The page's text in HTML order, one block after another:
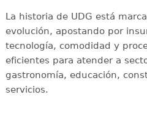
La historia de UDG está
evolución, apostando por
tecnología, comodidad y
eficientes para atender a
gastronomía, educación,
servicios.